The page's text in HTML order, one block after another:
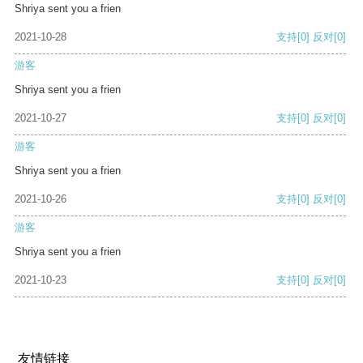
Shriya sent you a frien
2021-10-28 支持[0] 反对[0]
游客
Shriya sent you a frien
2021-10-27 支持[0] 反对[0]
游客
Shriya sent you a frien
2021-10-26 支持[0] 反对[0]
游客
Shriya sent you a frien
2021-10-23 支持[0] 反对[0]
友情链接